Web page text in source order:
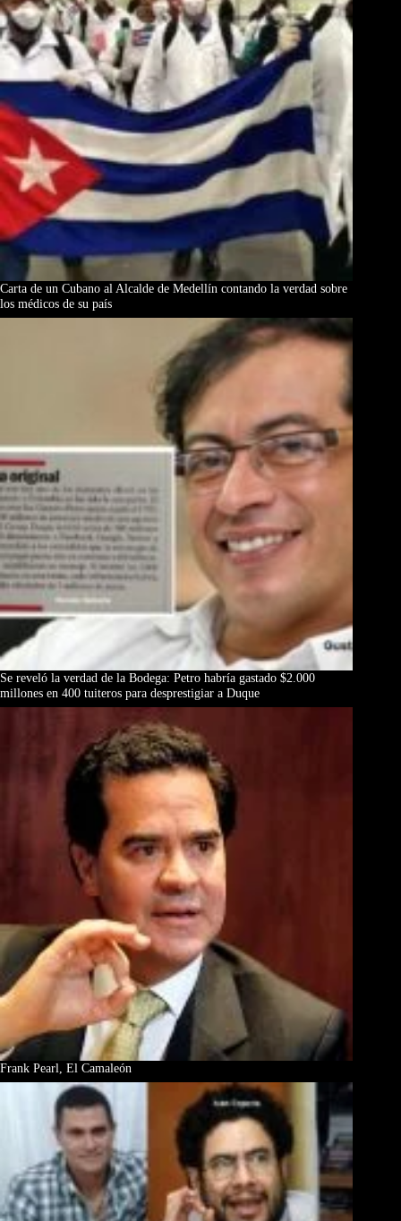
Carta de un Cubano al Alcalde de Medellín contando la verdad sobre
los médicos de su país
Se reveló la verdad de la Bodega: Petro habría gastado $2.000
millones en 400 tuiteros para desprestigiar a Duque
Frank Pearl, El Camaleón